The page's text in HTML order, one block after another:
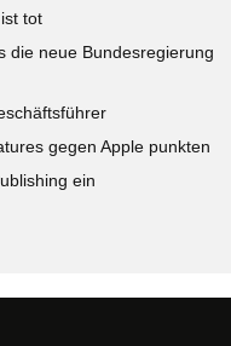
tot
die neue Bundesregierung
gegen Apple punkten
ein